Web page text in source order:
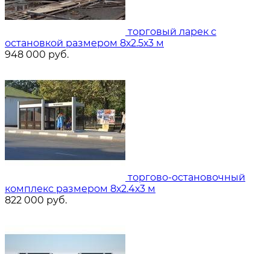
торговый ларек с
остановкой размером 8х2.5х3 м
948 000 руб.
торгово-остановочный
комплекс размером 8х2.4х3 м
822 000 руб.